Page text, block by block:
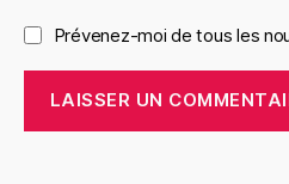
Prévenez-moi de tous les